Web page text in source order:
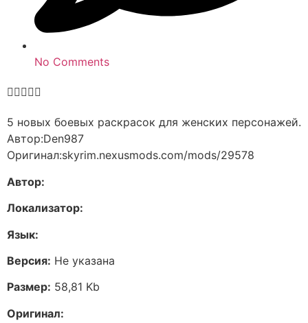
No Comments

5 новых боевых раскрасок для женских персонажей.
Автор:Den987
Оригинал:skyrim.nexusmods.com/mods/29578
Автор:
Локализатор:
Язык:
Версия: Не указана
Размер: 58,81 Kb
Оригинал: